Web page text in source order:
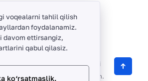
-2026
O‘zbekistonda sifatli
sotuvchi onlayn do‘kon.
voqealarni tahlil qilish
foydalanamiz.
davom ettirsangiz,
qabul qilasiz.
ko‘rsatmaslik.